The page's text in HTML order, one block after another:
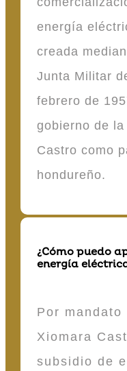
energía
creada
Junta Militar
febrero de
gobierno de
Castro como
hondureño.
¿Cómo puedo
energía
Por
Xiomara
subsidio de